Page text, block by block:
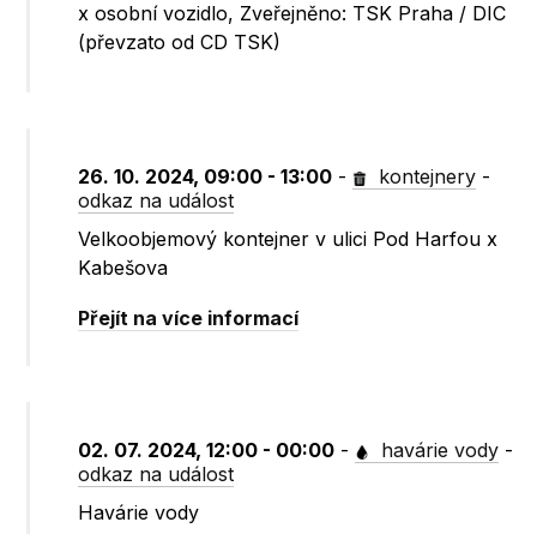
x osobní vozidlo, Zveřejněno: TSK Praha / DIC
(převzato od CD TSK)
26. 10. 2024, 09:00 - 13:00 - kontejnery -
odkaz na událost
Velkoobjemový kontejner v ulici Pod Harfou x
Kabešova
Přejít na více informací
02. 07. 2024, 12:00 - 00:00 - havárie vody -
odkaz na událost
Havárie vody